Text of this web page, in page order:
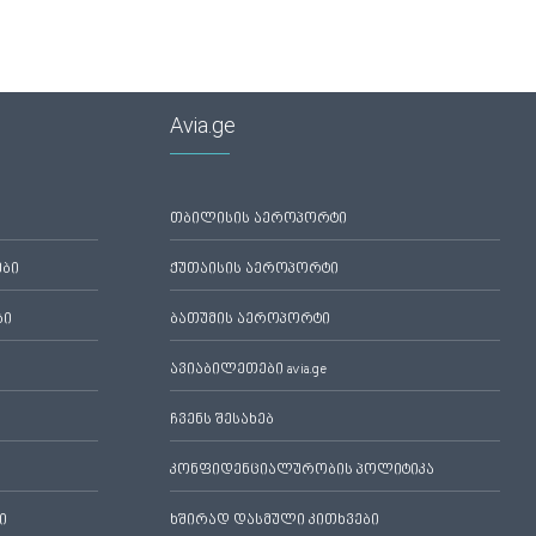
Avia.ge
თბილისის აეროპორტი
ქუთაისის აეროპორტი
ბათუმის აეროპორტი
ავიაბილეთები avia.ge
ჩვენს შესახებ
კონფიდენციალურობის პოლიტიკა
ხშირად დასმული კითხვები